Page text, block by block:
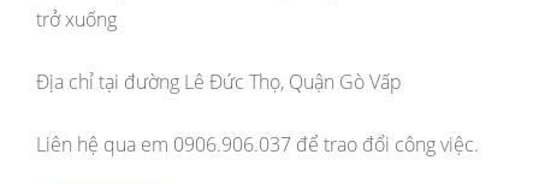
trở xuống
Địa chỉ tại đường Lê Đức Thọ, Quận Gò Vấp
Liên hệ qua em 0906.906.037 để trao đổi công việc.